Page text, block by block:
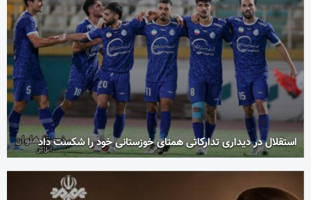
استقلال در دیداری تدارکاتی همتای خوزستانی خود را شکست داد